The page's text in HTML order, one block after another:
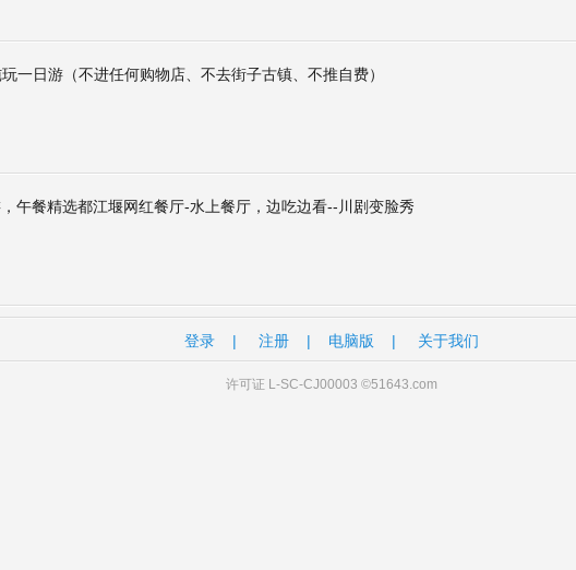
一日游（不进任何购物店、不去街子古镇、不推自费）
午餐精选都江堰网红餐厅-水上餐厅，边吃边看--川剧变脸秀
登录 | 注册 | 电脑版 | 关于我们
许可证 L-SC-CJ00003 ©51643.com